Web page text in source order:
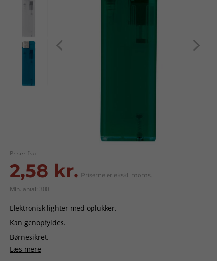
Priser fra:
2,58 kr. Priserne er ekskl. moms.
Min. antal: 300
Elektronisk lighter med oplukker.
Kan genopfyldes.
Børnesikret.
Max trykareal:
Læs mere